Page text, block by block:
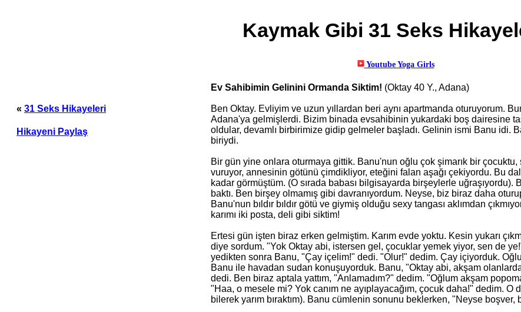
Kaymak Gibi 31 Seks
« 31 Seks Hikayeleri
Hikayeni Paylaş
Ev Sahibimin Gelinini Ormanda Siktim! (Oktay 40 Y., Adana)
Ben Oktay. Evliyim ve uzun yıllardan beri aynı apartmanda oturuyorum.
Adana'ya gelmişlerdi. Bizim binada evsahibinin yukardaki boş dairesine
oldular, devamlı birbirimize gidip gelmeler başladı. Gelinin ismi Banu idi.
biriydi.
Bir gün yine onlara oturmaya gittik. Banu'nun oğlu çok şimarık bir
vuruyor, annesinin götünü çimdikliyor, eteğini falan aşağı çekiyordu. Bu
kadar görmüştüm. (O sırada babası bilgisayarda birşeylerle uğraşıyordu).
baktı. Ben birşey olmamış gibi davranıyordum. Neyse, biz biraz daha
Banu'nun bıldır bıldır götü ve giymiş olduğu sexy tangası aklımdan
karımı iki posta, deli gibi siktim!
Ertesi gün işten biraz erken gelmiştim. Karım evde yoktu. Kesin yukarı
diye sordum. "Yok Oktay abi, istersen gel, çocuklar yemek yiyor, sen de
yedikten sonra Banu, "Çay içelim!" dedi. "Olur!" dedim. Çay içiyorduk.
Banu ile havadan sudan konuşuyorduk. Banu, "Oktay abi, akşam
dedi. Ben biraz aptala yattım, "Anlamadım?" dedim. "Oğlum akşam
"Haa, o mesele mi? Yok canım ne ayıplayacağım, çocuk daha!" dedim.
bilerek yarım bıraktım). Banu cümlenin sonunu beklerken, "Neyse